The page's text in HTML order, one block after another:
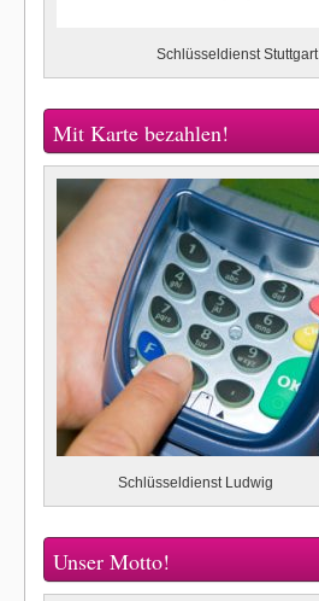
Schlüsseldienst Stuttgart
Mit Karte bezahlen!
Schlüsseldienst Ludwig
Unser Motto!